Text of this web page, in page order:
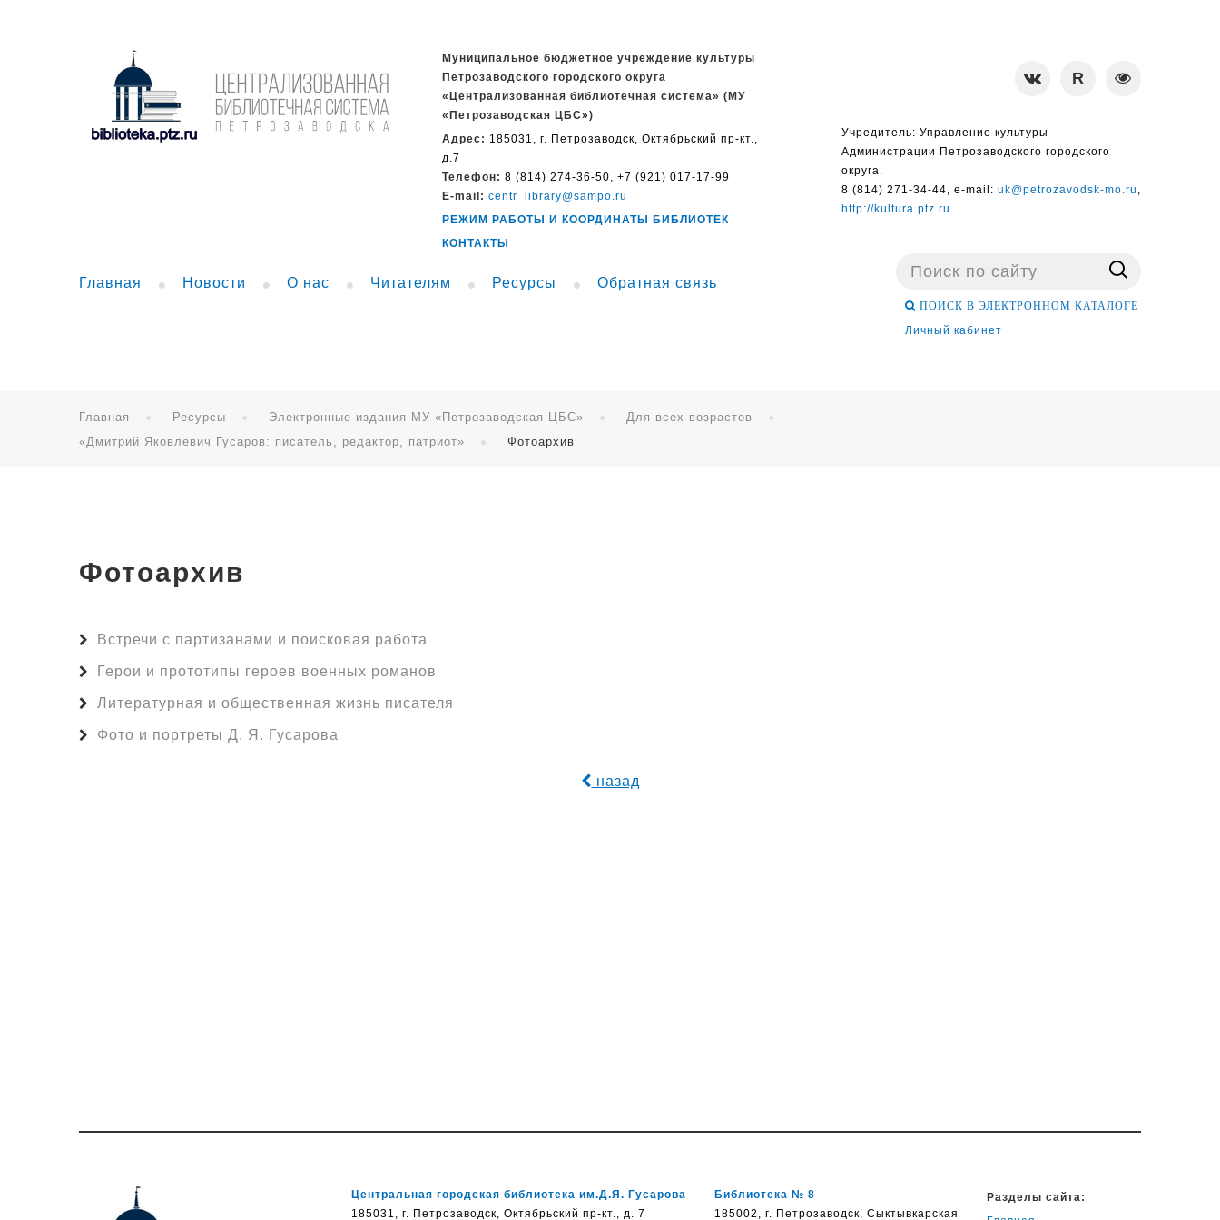
Муниципальное бюджетное учреждение культуры
Петрозаводского городского округа
«Централизованная библиотечная система» (МУ
«Петрозаводская ЦБС»)
Адрес: 185031, г. Петрозаводск, Октябрьский пр-кт.,
д.7
Телефон: 8 (814) 274-36-50, +7 (921) 017-17-99
E-mail: centr_library@sampo.ru
РЕЖИМ РАБОТЫ И КООРДИНАТЫ БИБЛИОТЕК
КОНТАКТЫ
Учредитель: Управление культуры
Администрации Петрозаводского городского
округа.
8 (814) 271-34-44, e-mail:uk@petrozavodsk-mo.ru ,
http://kultura.ptz.ru
Главная Новости О нас Читателям Ресурсы Обратная связь
Поиск
ПОИСК В ЭЛЕКТРОННОМ КАТАЛОГЕ
Личный кабинет
Главная Ресурсы Электронные издания МУ «Петрозаводская ЦБС»
Для всех возрастов
«Дмитрий Яковлевич Гусаров: писатель, редактор, патриот»
Фотоархив
Фотоархив
Встречи с партизанами и поисковая работа
Герои и прототипы героев военных романов
Литературная и общественная жизнь писателя
Фото и портреты Д. Я. Гусарова
назад
Центральная городская библиотека им.Д.Я. Гусарова
185031, г. Петрозаводск, Октябрьский пр-кт., д. 7
Библиотека № 8
185002, г. Петрозаводск, Сыктывкарская
Разделы сайта: